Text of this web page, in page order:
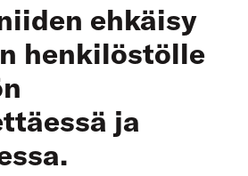
ehkäisy
henkilöstölle
ja